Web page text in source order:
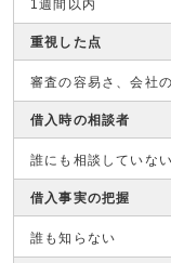
1週間以内
重視した点
審査の容易さ、会社
借入時の相談者
誰にも相談していない
借入事実の把握
誰も知らない